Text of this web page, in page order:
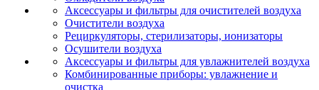
Аксессуары и фильтры для очистителей воздуха
Очистители воздуха
Рециркуляторы, стерилизаторы, ионизаторы
Осушители воздуха
Аксессуары и фильтры для увлажнителей воздуха
Комбинированные приборы: увлажнение и
очистка